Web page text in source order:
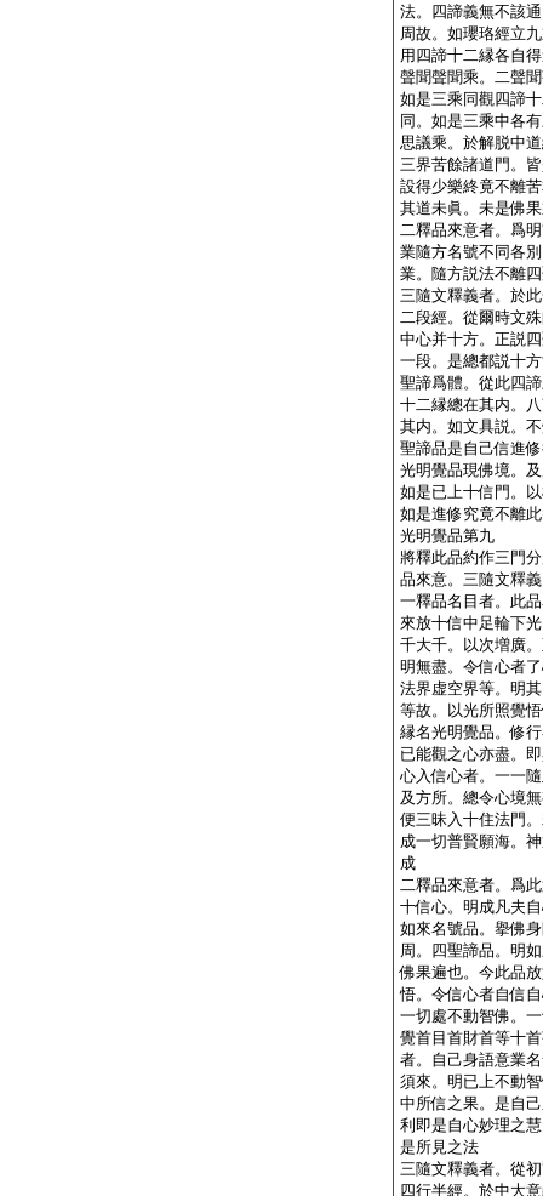
法。四諦義無不該
周故。如瓔珞經立
用四諦十二縁各自
聲聞聲聞乘。二聲
如是三乘同觀四諦
同。如是三乘中各
思議乘。於解脱中
三界苦餘諸道門。
設得少樂終竟不離
其道未眞。未是佛
二釋品來意者。爲
業隨方名號不同各
業。隨方説法不離
三隨文釋義者。於
二段經。從爾時文
中心并十方。正説
一段。是總都説十
聖諦爲體。從此四
十二縁總在其内。
其内。如文具説。
聖諦品是自己信進
光明覺品現佛境。
如是已上十信門。
如是進修究竟不離
光明覺品第九
將釋此品約作三門
品來意。三隨文釋義
一釋品名目者。此
來放十信中足輪下
千大千。以次増廣
明無盡。令信心者
法界虚空界等。明
等故。以光所照覺
縁名光明覺品。修
已能觀之心亦盡。
心入信心者。一一
及方所。總令心境
便三昧入十住法門
成一切普賢願海。
成
二釋品來意者。爲
十信心。明成凡夫
如來名號品。擧佛
周。四聖諦品。明
佛果遍也。今此品
悟。令信心者自信
一切處不動智佛。
覺首目首財首等十
者。自己身語意業
須來。明已上不動
中所信之果。是自
利即是自心妙理之
是所見之法
三隨文釋義者。從
四行半經。於中大